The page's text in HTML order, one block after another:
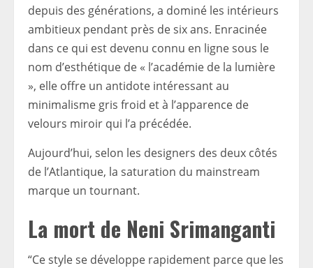
depuis des générations, a dominé les intérieurs
ambitieux pendant près de six ans. Enracinée
dans ce qui est devenu connu en ligne sous le
nom d’esthétique de « l’académie de la lumière
», elle offre un antidote intéressant au
minimalisme gris froid et à l’apparence de
velours miroir qui l’a précédée.
Aujourd’hui, selon les designers des deux côtés
de l’Atlantique, la saturation du mainstream
marque un tournant.
La mort de Neni Srimanganti
“Ce style se développe rapidement parce que les